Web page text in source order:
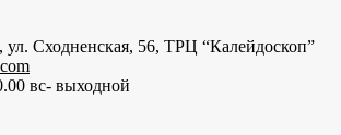
ул. Сходненская, 56, ТРЦ “Калейдоскоп”
вс- выходной